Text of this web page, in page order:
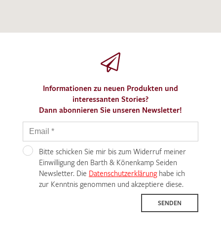
MUSTERANFRAGE SENDEN
Informationen zu neuen Produkten und
interessanten Stories?
Dann abonnieren Sie unseren Newsletter!
Bitte schicken Sie mir bis zum Widerruf meiner
Einwilligung den Barth & Könenkamp Seiden
Newsletter. Die Datenschutzerklärunghabe ich
zur Kenntnis genommen und akzeptiere diese.
SENDEN